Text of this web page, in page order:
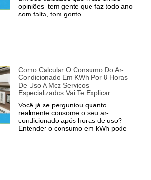
opiniões: tem gente que faz todo ano
sem falta, tem gente
Como Calcular O Consumo Do Ar-
Condicionado Em KWh Por 8 Horas
De Uso A Mcz Servicos
Especializados Vai Te Explicar
Você já se perguntou quanto
realmente consome o seu ar-
condicionado após horas de uso?
Entender o consumo em kWh pode